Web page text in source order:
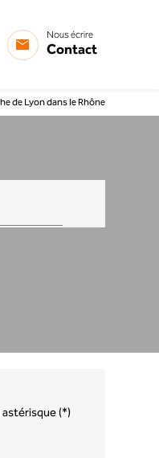
Nous écrire
Contact
de Lyon dans le Rhône
(*)